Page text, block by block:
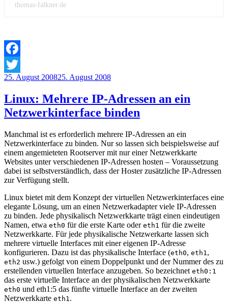
thomas-falkner.de
Facebook
Twitter
Veröffentlicht
25. August 200825. August 2008
Linux: Mehrere IP-Adressen an ein
Netzwerkinterface binden
Manchmal ist es erforderlich mehrere IP-Adressen an ein
Netzwerkinterface zu binden. Nur so lassen sich beispielsweise auf
einem angemieteten Rootserver mit nur einer Netzwerkkarte
Websites unter verschiedenen IP-Adressen hosten – Voraussetzung
dabei ist selbstverständlich, dass der Hoster zusätzliche IP-Adressen
zur Verfügung stellt.
Linux bietet mit dem Konzept der virtuellen Netzwerkinterfaces eine
elegante Lösung, um an einen Netzwerkadapter viele IP-Adressen
zu binden. Jede physikalisch Netzwerkkarte trägt einen eindeutigen
Namen, etwa eth0 für die erste Karte oder eth1 für die zweite
Netzwerkkarte. Für jede physikalische Netzwerkarte lassen sich
mehrere virtuelle Interfaces mit einer eigenen IP-Adresse
konfigurieren. Dazu ist das physikalische Interface (eth0, eth1 ,
eth2 usw.) gefolgt von einem Doppelpunkt und der Nummer des zu
erstellenden virtuellen Interface anzugeben. So bezeichnet eth0:1
das erste virtuelle Interface an der physikalischen Netzwerkkarte
eth0 und eth1:5 das fünfte virtuelle Interface an der zweiten
Netzwerkkarte eth1 .